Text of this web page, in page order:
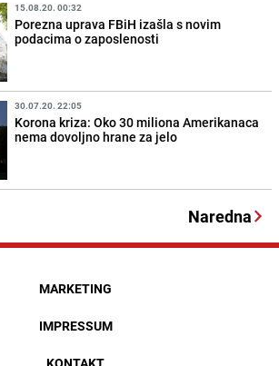
15.08.20. 00:32
Porezna uprava FBiH izašla s novim
podacima o zaposlenosti
30.07.20. 22:05
Korona kriza: Oko 30 miliona Amerikanaca
nema dovoljno hrane za jelo
Naredna
MARKETING
IMPRESSUM